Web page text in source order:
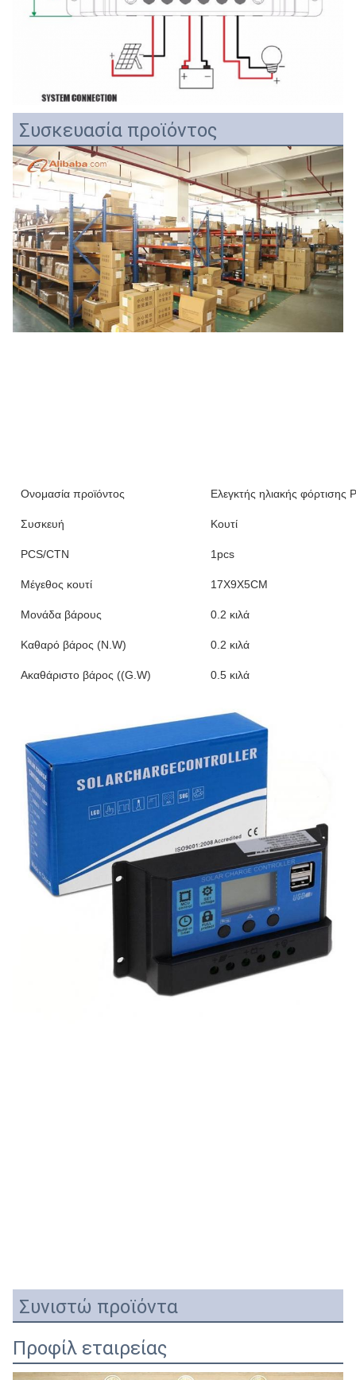
Συσκευασία προϊόντος
Ονομασία προϊόντος Ελεγκτής ηλιακής φόρτισης
Συσκευή Κουτί
PCS/CTN 1pcs
Μέγεθος κουτί 17X9X5CM
Μονάδα βάρους 0.2 κιλά
Καθαρό βάρος (N.W) 0.2 κιλά
Ακαθάριστο βάρος ((G.W) 0.5 κιλά
Συνιστώ προϊόντα
Προφίλ εταιρείας